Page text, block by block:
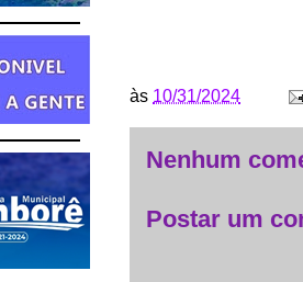
às 10/31/2024
Nenhum
Postar um